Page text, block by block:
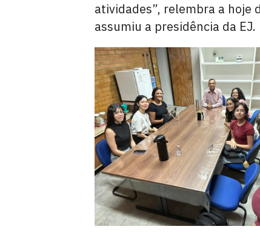
atividades”, relembra a hoje
assumiu a presidência da EJ.